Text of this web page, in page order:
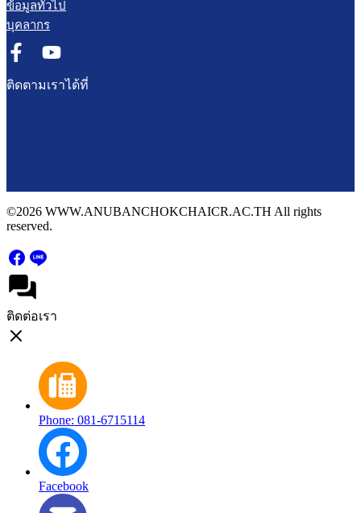
ข้อมูลทั่วไป
บุคลากร
ติดตามเราได้ที่
©2026 WWW.ANUBANCHOKCHAICR.AC.TH All rights
reserved.
ติดต่อเรา
Phone: 081-6715114
Facebook